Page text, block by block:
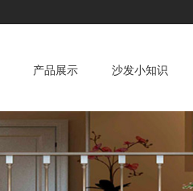
产品展示 沙发小知识